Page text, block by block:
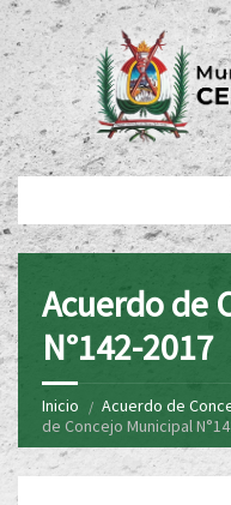
Acuerdo de
N°142-2017
Inicio Acuerdo de
de Concejo Municipal